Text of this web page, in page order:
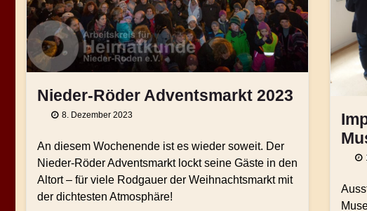
Nieder-Röder Adventsmarkt 2023
8. Dezember 2023
An diesem Wochenende ist es wieder soweit. Der
Nieder-Röder Adventsmarkt lockt seine Gäste in den
Altort – für viele Rodgauer der Weihnachtsmarkt mit
der dichtesten Atmosphäre!